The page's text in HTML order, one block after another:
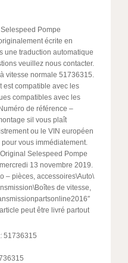
Pompe
écrite en
une traduction automatique
veuillez nous contacter.
vitesse normale 51736315.
est compatible avec les
compatibles avec les
de référence –
sil vous plaît
ou le VIN européen
vous immédiatement.
Selespeed Pompe
13 novembre 2019.
– pièces, accessoires\Auto\
de vitesse,
peut être livré partout
51736315